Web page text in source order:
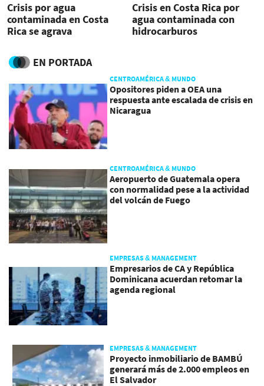
Crisis por agua
contaminada en Costa
Rica se agrava
Crisis en Costa Rica por
agua contaminada con
hidrocarburos
EN PORTADA
CENTROAMÉRICA & MUNDO
Opositores piden a OEA una
respuesta ante escalada de crisis en
Nicaragua
CENTROAMÉRICA & MUNDO
Aeropuerto de Guatemala opera
con normalidad pese a la actividad
del volcán de Fuego
EMPRESAS & MANAGEMENT
Empresarios de CA y República
Dominicana acuerdan retomar la
agenda regional
EMPRESAS & MANAGEMENT
Proyecto inmobiliario de BAMBÚ
generará más de 2.000 empleos en
El Salvador